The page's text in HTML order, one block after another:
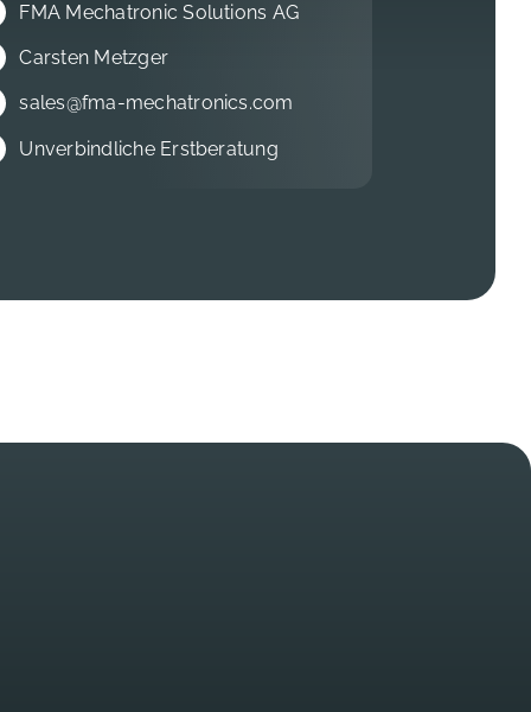
FMA Mechatronic Solutions AG
Carsten Metzger
sales@fma-mechatronics.com
Unverbindliche Erstberatung